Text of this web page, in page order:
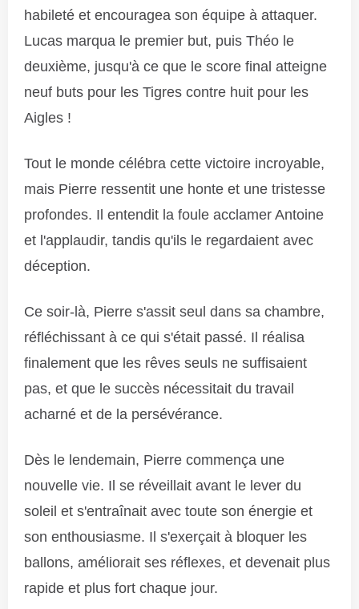
habileté et encouragea son équipe à attaquer.
Lucas marqua le premier but, puis Théo le
deuxième, jusqu'à ce que le score final atteigne
neuf buts pour les Tigres contre huit pour les
Aigles !
Tout le monde célébra cette victoire incroyable,
mais Pierre ressentit une honte et une tristesse
profondes. Il entendit la foule acclamer Antoine
et l'applaudir, tandis qu'ils le regardaient avec
déception.
Ce soir-là, Pierre s'assit seul dans sa chambre,
réfléchissant à ce qui s'était passé. Il réalisa
finalement que les rêves seuls ne suffisaient
pas, et que le succès nécessitait du travail
acharné et de la persévérance.
Dès le lendemain, Pierre commença une
nouvelle vie. Il se réveillait avant le lever du
soleil et s'entraînait avec toute son énergie et
son enthousiasme. Il s'exerçait à bloquer les
ballons, améliorait ses réflexes, et devenait plus
rapide et plus fort chaque jour.